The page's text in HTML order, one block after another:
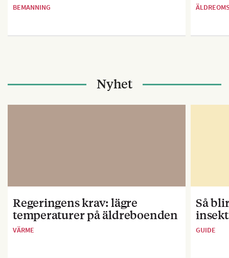
BEMANNING
Nyhet
Regeringens krav: lägre
temperaturer på äldreboenden
VÄRME
Så
GUIDE